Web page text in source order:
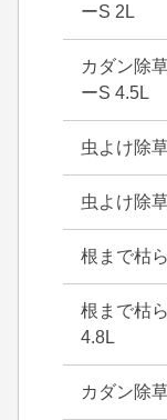
ーS 2L
カダン除
ーS 4.5L
虫よけ除
虫よけ除
根まで枯
根まで枯
4.8L
カダン除